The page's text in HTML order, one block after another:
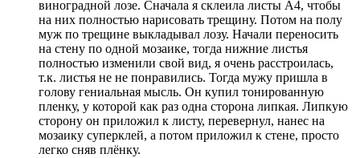
виноградной лозе. Сначала я склеила листы А4, чтобы
на них полностью нарисовать трещину. Потом на полу
муж по трещине выкладывал лозу. Начали переносить
на стену по одной мозаике, тогда нижние листья
полностью изменили свой вид, я очень расстроилась,
т.к. листья не не понравились. Тогда мужу пришла в
голову гениальная мысль. Он купил тонированную
пленку, у которой как раз одна сторона липкая. Липкую
сторону он приложил к листу, перевернул, нанес на
мозаику суперклей, а потом приложил к стене, просто
легко сняв плёнку.